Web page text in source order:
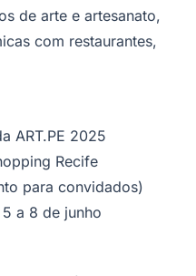
de arte e artesanato,
com restaurantes,
ART.PE 2025
Recife
para convidados)
a 8 de junho